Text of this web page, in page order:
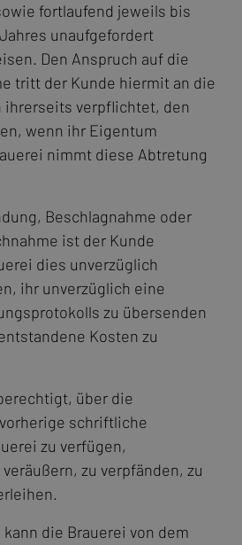
fortlaufend jeweils bis
unaufgefordert
Den Anspruch auf die
tritt der Kunde hiermit an die
ihrerseits verpflichtet, den
wenn ihr Eigentum
nimmt diese Abtretung
Beschlagnahme oder
ist der Kunde
dies unverzüglich
ihr unverzüglich eine
zu übersenden
Kosten zu
über die
schriftliche
zu verfügen,
zu verpfänden, zu
die Brauerei von dem